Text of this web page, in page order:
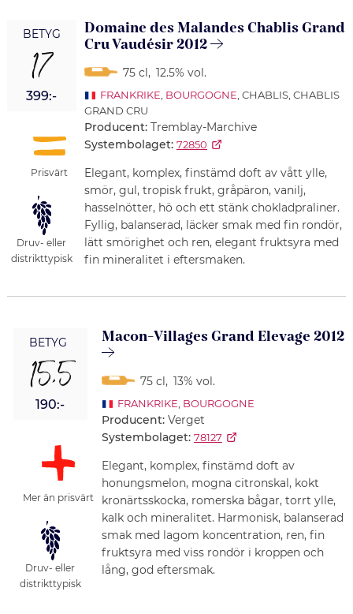
BETYG
17
399:-
Prisvärt
Druv- eller
distrikttypisk
Domaine des Malandes Chablis Grand
Cru Vaudésir 2012
75 cl, 12.5% vol.
FRANKRIKE BOURGOGNE , CHABLIS, CHABLIS
GRAND CRU
Producent: Tremblay-Marchive
Systembolaget: 72850
Elegant, komplex, finstämd doft av vått ylle,
smör, gul, tropisk frukt, gråpäron, vanilj,
hasselnötter, hö och ett stänk chokladpraliner.
Fyllig, balanserad, läcker smak med fin rondör,
lätt smörighet och ren, elegant fruktsyra med
fin mineralitet i eftersmaken.
BETYG
15,5
190:-
Mer än prisvärt
Druv- eller
distrikttypisk
Macon-Villages Grand Elevage 2012
75 cl, 13% vol.
FRANKRIKE BOURGOGNE
Producent: Verget
Systembolaget: 78127
Elegant, komplex, finstämd doft av
honungsmelon, mogna citronskal, kokt
kronärtsskocka, romerska bågar, torrt ylle,
kalk och mineralitet. Harmonisk, balanserad
smak med lagom koncentration, ren, fin
fruktsyra med viss rondör i kroppen och
lång, god eftersmak.